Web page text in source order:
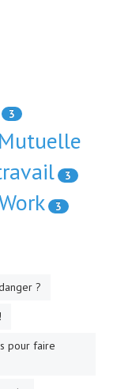
3
Mutuelle
3
3
?
pour faire